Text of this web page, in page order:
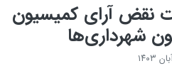
نقض آرای کمیسیون